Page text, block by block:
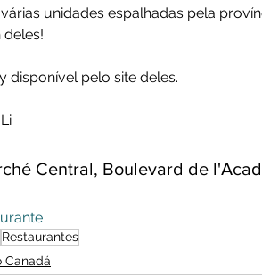
unidades espalhadas pela
deles!
disponível pelo site deles.
Central, Boulevard de
Restaurantes
Canadá